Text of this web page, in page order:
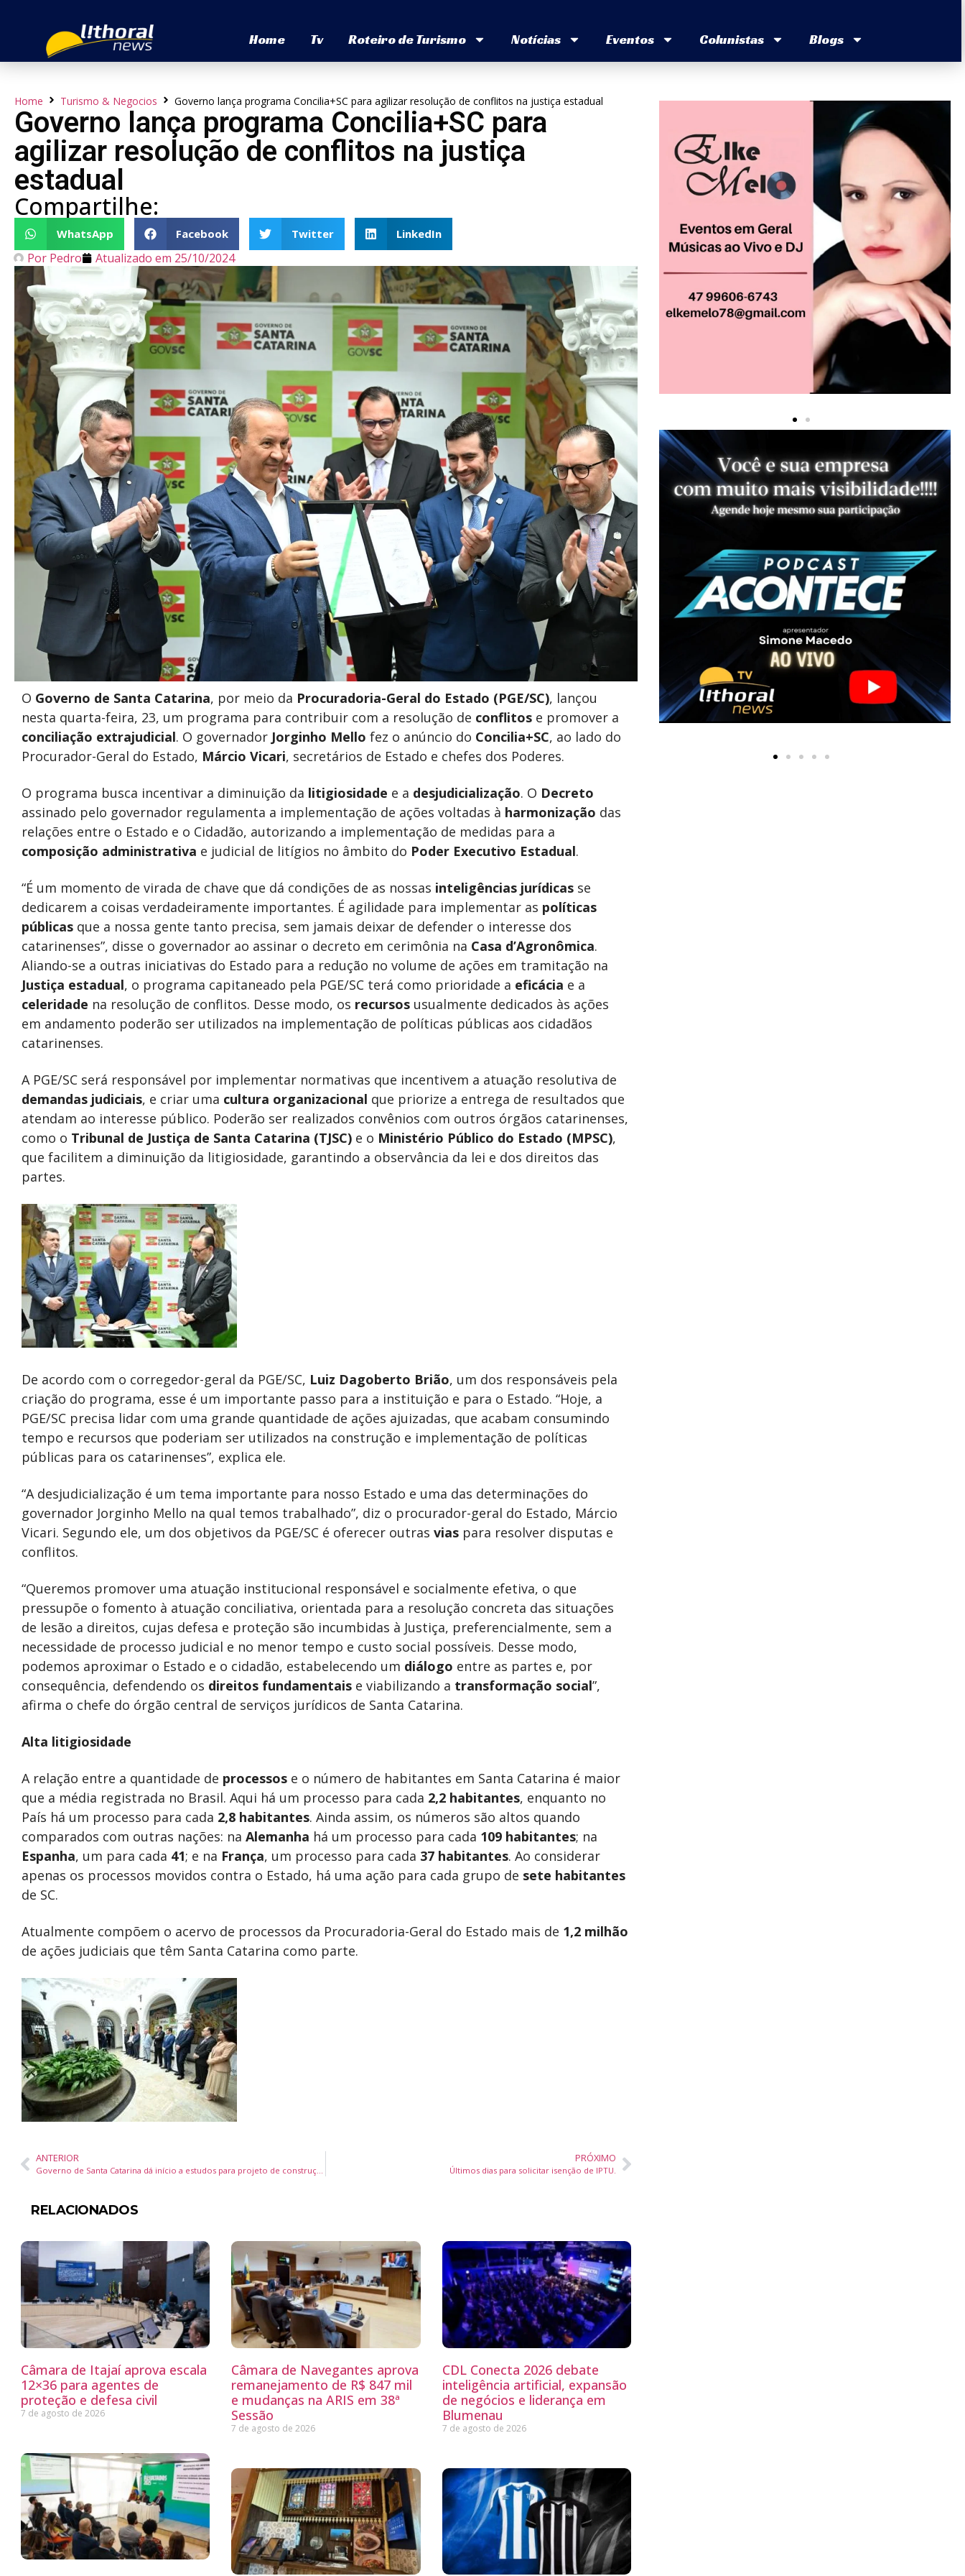
Home Tv Roteiro de Turismo Notícias Eventos Colunistas Blogs
Home Turismo & Negocios Governo lança programa Concilia+SC para agilizar resolução de conflitos na justiça estadual
Governo lança programa Concilia+SC para
agilizar resolução de conflitos na justiça
estadual
Compartilhe:
WhatsApp Facebook Twitter LinkedIn
Por Pedro Atualizado em 25/10/2024
O Governo de Santa Catarina, por meio da Procuradoria-Geral do Estado (PGE/SC), lançou
nesta quarta-feira, 23, um programa para contribuir com a resolução de conflitos e promover a
conciliação extrajudicial. O governador Jorginho Mello fez o anúncio do Concilia+SC, ao lado do
Procurador-Geral do Estado, Márcio Vicari, secretários de Estado e chefes dos Poderes.
O programa busca incentivar a diminuição da litigiosidade e a desjudicialização. O Decreto
assinado pelo governador regulamenta a implementação de ações voltadas à harmonização das
relações entre o Estado e o Cidadão, autorizando a implementação de medidas para a
composição administrativa e judicial de litígios no âmbito do Poder Executivo Estadual.
“É um momento de virada de chave que dá condições de as nossas inteligências jurídicas se
dedicarem a coisas verdadeiramente importantes. É agilidade para implementar as políticas
públicas que a nossa gente tanto precisa, sem jamais deixar de defender o interesse dos
catarinenses”, disse o governador ao assinar o decreto em cerimônia na Casa d’Agronômica.
Aliando-se a outras iniciativas do Estado para a redução no volume de ações em tramitação na
Justiça estadual, o programa capitaneado pela PGE/SC terá como prioridade a eficácia e a
celeridade na resolução de conflitos. Desse modo, os recursos usualmente dedicados às ações
em andamento poderão ser utilizados na implementação de políticas públicas aos cidadãos
catarinenses.
A PGE/SC será responsável por implementar normativas que incentivem a atuação resolutiva de
demandas judiciais, e criar uma cultura organizacional que priorize a entrega de resultados que
atendam ao interesse público. Poderão ser realizados convênios com outros órgãos catarinenses,
como o Tribunal de Justiça de Santa Catarina (TJSC) e o Ministério Público do Estado (MPSC),
que facilitem a diminuição da litigiosidade, garantindo a observância da lei e dos direitos das
partes.
De acordo com o corregedor-geral da PGE/SC, Luiz Dagoberto Brião, um dos responsáveis pela
criação do programa, esse é um importante passo para a instituição e para o Estado. “Hoje, a
PGE/SC precisa lidar com uma grande quantidade de ações ajuizadas, que acabam consumindo
tempo e recursos que poderiam ser utilizados na construção e implementação de políticas
públicas para os catarinenses”, explica ele.
“A desjudicialização é um tema importante para nosso Estado e uma das determinações do
governador Jorginho Mello na qual temos trabalhado”, diz o procurador-geral do Estado, Márcio
Vicari. Segundo ele, um dos objetivos da PGE/SC é oferecer outras vias para resolver disputas e
conflitos.
“Queremos promover uma atuação institucional responsável e socialmente efetiva, o que
pressupõe o fomento à atuação conciliativa, orientada para a resolução concreta das situações
de lesão a direitos, cujas defesa e proteção são incumbidas à Justiça, preferencialmente, sem a
necessidade de processo judicial e no menor tempo e custo social possíveis. Desse modo,
podemos aproximar o Estado e o cidadão, estabelecendo um diálogo entre as partes e, por
consequência, defendendo os direitos fundamentais e viabilizando a transformação social”,
afirma o chefe do órgão central de serviços jurídicos de Santa Catarina.
Alta litigiosidade
A relação entre a quantidade de processos e o número de habitantes em Santa Catarina é maior
que a média registrada no Brasil. Aqui há um processo para cada 2,2 habitantes, enquanto no
País há um processo para cada 2,8 habitantes. Ainda assim, os números são altos quando
comparados com outras nações: na Alemanha há um processo para cada 109 habitantes; na
Espanha, um para cada 41; e na França, um processo para cada 37 habitantes. Ao considerar
apenas os processos movidos contra o Estado, há uma ação para cada grupo de sete habitantes
de SC.
Atualmente compõem o acervo de processos da Procuradoria-Geral do Estado mais de 1,2 milhão
de ações judiciais que têm Santa Catarina como parte.
ANTERIOR
Governo de Santa Catarina dá início a estudos para projeto de construção de via paralela à BR-101 no Litoral
PRÓXIMO
Últimos dias para solicitar isenção de IPTU.
RELACIONADOS
Câmara de Itajaí aprova escala
12×36 para agentes de
proteção e defesa civil
7 de agosto de 2026
Câmara de Navegantes aprova
remanejamento de R$ 847 mil
e mudanças na ARIS em 38ª
Sessão
7 de agosto de 2026
CDL Conecta 2026 debate
inteligência artificial, expansão
de negócios e liderança em
Blumenau
7 de agosto de 2026